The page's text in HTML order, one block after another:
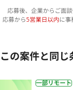
応募後、企業からご面
応募から5営業日以内に事
この案件と同
一部リモート